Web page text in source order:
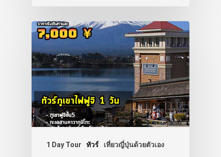
1 Day Tour ทัวร์ เที่ยวญี่ปุ่นด้วยตัวเอง